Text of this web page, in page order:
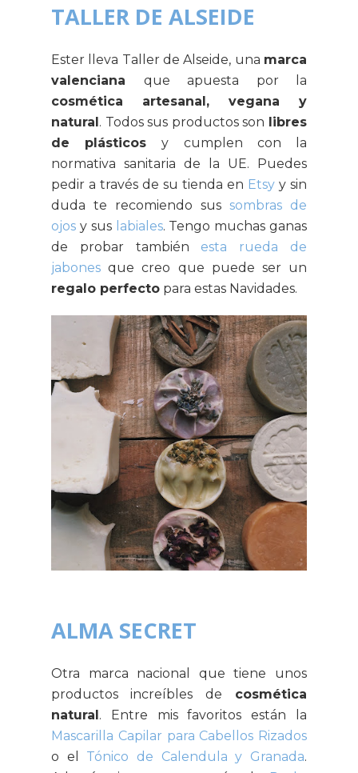
TALLER DE ALSEIDE
Ester lleva Taller de Alseide, una marca
valenciana que apuesta por la
cosmética artesanal, vegana y
natural. Todos sus productos son libres
de plásticosy cumplen con la
normativa sanitaria de la UE. Puedes
pedir a través de su tienda en Etsy y sin
duda te recomiendo sus sombras de
ojos y suslabiales. Tengo muchas ganas
de probar también esta rueda de
jabonesque creo que puede ser un
regalo perfecto para estas Navidades.
ALMA SECRET
Otra marca nacional que tiene unos
productos increíbles de cosmética
natural. Entre mis favoritos están la
Mascarilla Capilar para Cabellos Rizados
o el Tónico de Calendula y Granada.